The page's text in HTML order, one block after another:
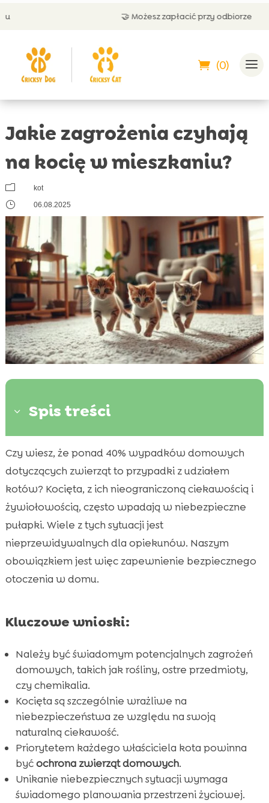
🤝 Możesz zapłacić przy odbiorze
(0)
Jakie zagrożenia czyhają
na kocię w mieszkaniu?
m kot
} 06.08.2025
3 Spis treści
 Niebezpieczne rośliny domowe
 Ostre przedmioty i małe elementy
 Niebezpieczne substancje chemiczne
 Urządzenia elektryczne i kable
 Kocię zagrożenia w mieszkaniu
 Okna i balkony
 Małe przestrzenie i szczeliny
 Kocięta i inne zwierzęta domowe
 Otwory i wentylacje
 Drzwi i okna uchylne
Środki pestycydowe i trutki
Strefy ogólnodostępne i zabawki dla dzieci
 Kuweta i jej lokalizacja
 Wniosek
 FAQ
Czy wiesz, że ponad 40% wypadków domowych
dotyczących zwierząt to przypadki z udziałem
kotów? Kocięta, z ich nieograniczoną ciekawością i
żywiołowością, często wpadają w niebezpieczne
pułapki. Wiele z tych sytuacji jest
nieprzewidywalnych dla opiekunów. Naszym
obowiązkiem jest więc zapewnienie bezpiecznego
otoczenia w domu.
Kluczowe wnioski:
Należy być świadomym potencjalnych zagrożeń
domowych, takich jak rośliny, ostre przedmioty,
czy chemikalia.
Kocięta są szczególnie wrażliwe na
niebezpieczeństwa ze względu na swoją
naturalną ciekawość.
Priorytetem każdego właściciela kota powinna
byćochrona zwierząt domowych.
Unikanie niebezpiecznych sytuacji wymaga
świadomego planowania przestrzeni życiowej.